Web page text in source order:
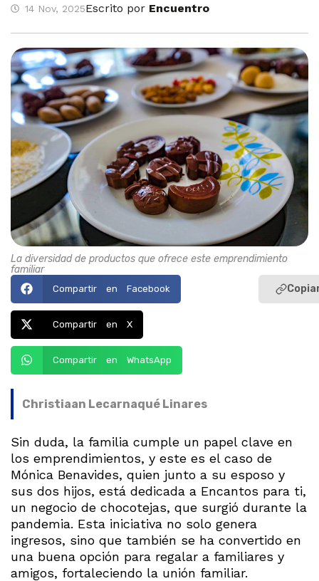
14 Nov, 2025Escrito por Encuentro
La diversidad de productos que ofrece este emprendimiento
familiar
Compartir en Facebook
Compartir en X
Compartir en WhatsApp
Christiaan Lecarnaqué Linares
Sin duda, la familia cumple un papel clave en
los emprendimientos, y este es el caso de
Mónica Benavides, quien junto a su esposo y
sus dos hijos, está dedicada a Encantos para ti,
un negocio de chocotejas, que surgió durante la
pandemia. Esta iniciativa no solo genera
ingresos, sino que también se ha convertido en
una buena opción para regalar a familiares y
amigos, fortaleciendo la unión familiar.